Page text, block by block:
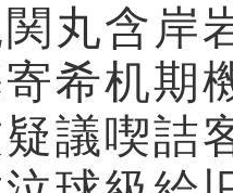
関 丸含 岸
寄希机期
疑議喫詰